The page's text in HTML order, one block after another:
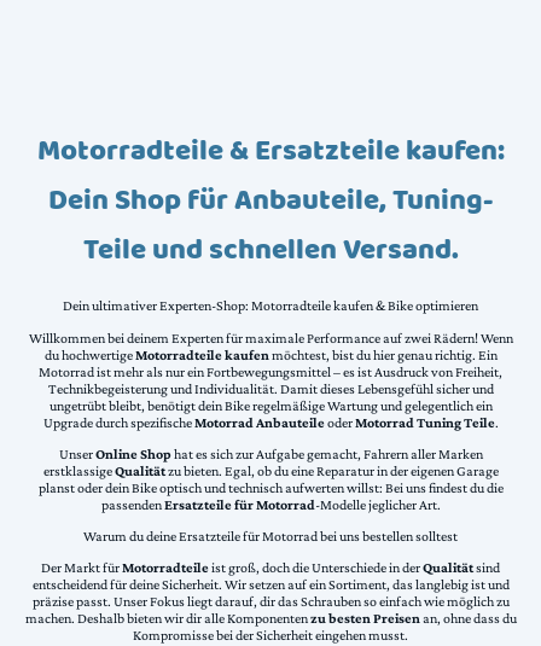
Motorradteile & Ersatzteile kaufen:
Dein Shop für Anbauteile, Tuning-
Teile und schnellen Versand.
Dein ultimativer Experten-Shop: Motorradteile kaufen & Bike optimieren
Willkommen bei deinem Experten für maximale Performance auf zwei Rädern! Wenn
du hochwertigeMotorradteile kaufen möchtest, bist du hier genau richtig. Ein
Motorrad ist mehr als nur ein Fortbewegungsmittel – es ist Ausdruck von Freiheit,
Technikbegeisterung und Individualität. Damit dieses Lebensgefühl sicher und
ungetrübt bleibt, benötigt dein Bike regelmäßige Wartung und gelegentlich ein
Upgrade durch spezifischeMotorrad AnbauteileoderMotorrad Tuning Teile.
UnserOnline Shophat es sich zur Aufgabe gemacht, Fahrern aller Marken
erstklassigeQualitätzu bieten. Egal, ob du eine Reparatur in der eigenen Garage
planst oder dein Bike optisch und technisch aufwerten willst: Bei uns findest du die
passendenErsatzteile für Motorrad-Modelle jeglicher Art.
Warum du deine Ersatzteile für Motorrad bei uns bestellen solltest
Der Markt fürMotorradteileist groß, doch die Unterschiede in derQualitätsind
entscheidend für deine Sicherheit. Wir setzen auf ein Sortiment, das langlebig ist und
präzise passt. Unser Fokus liegt darauf, dir das Schrauben so einfach wie möglich zu
machen. Deshalb bieten wir dir alle Komponentenzu besten Preisenan, ohne dass du
Kompromisse bei der Sicherheit eingehen musst.